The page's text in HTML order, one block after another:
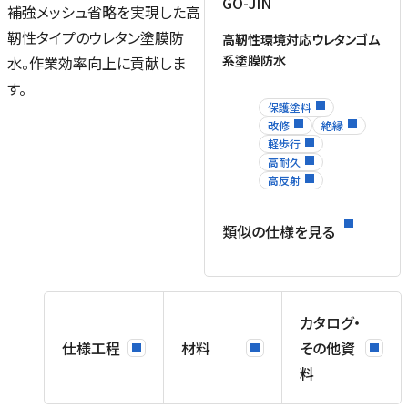
補強メッシュ省略を実現した高
靭性タイプのウレタン塗膜防
水。作業効率向上に貢献しま
す。
高靭性環境対応ウレタンゴム
系塗膜防水
保護塗料
改修
絶縁
軽歩行
高耐久
高反射
類似の仕様を見る
仕様工程 材料
カタログ・
その他資
料